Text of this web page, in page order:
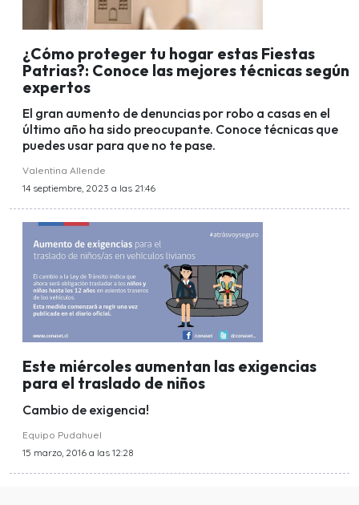
¿Cómo proteger tu hogar estas Fiestas
Patrias?: Conoce las mejores técnicas según
expertos
El gran aumento de denuncias por robo a casas en el
último año ha sido preocupante. Conoce técnicas que
puedes usar para que no te pase.
Valentina Allende
14 septiembre, 2023 a las 21:46
Este miércoles aumentan las exigencias
para el traslado de niños
Cambio de exigencia!
Equipo Pudahuel
15 marzo, 2016 a las 12:28